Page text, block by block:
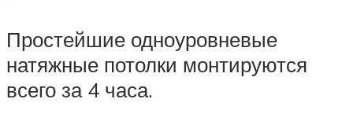
Простейшие одноуровневые
натяжные потолки монтируются
всего за 4 часа.